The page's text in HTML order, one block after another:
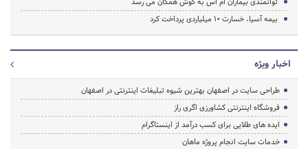
بیمه آسیا، خسارت 10 میلیاردی پرداخت کرد
اخبار ویژه
طراحی سایت در اصفهان بهترین شیوه تبلیغات اینترنتی در اصفهان
فروشگاه اینترنتی کشاورزی اگری راز
ایده های طلایی برای کسب درآمد از اینستاگرام
خدمات سایت انجام پروژه ماهان